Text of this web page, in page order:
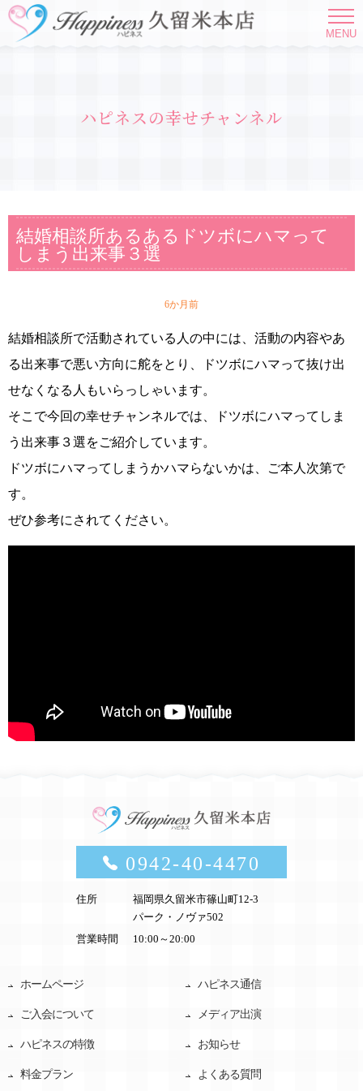
MENU
ハピネスの幸せチャンネル
結婚相談所あるあるドツボにハマって
しまう出来事３選
6か月前
結婚相談所で活動されている人の中には、活動の内容やあ
る出来事で悪い方向に舵をとり、ドツボにハマって抜け出
せなくなる人もいらっしゃいます。
そこで今回の幸せチャンネルでは、ドツボにハマってしま
う出来事３選をご紹介しています。
ドツボにハマってしまうかハマらないかは、ご本人次第で
す。
ぜひ参考にされてください。
0942-40-4470
住所
福岡県久留米市篠山町12-3
パーク・ノヴァ502
営業時間
10:00～20:00
ホームページ
ご入会について
ハピネスの特徴
料金プラン
ハピネス通信
メディア出演
お知らせ
よくある質問